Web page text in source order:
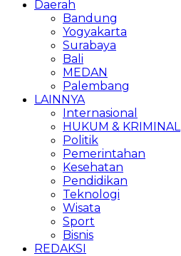
Daerah
Bandung
Yogyakarta
Surabaya
Bali
MEDAN
Palembang
LAINNYA
Internasional
HUKUM & KRIMINAL
Politik
Pemerintahan
Kesehatan
Pendidikan
Teknologi
Wisata
Sport
Bisnis
REDAKSI